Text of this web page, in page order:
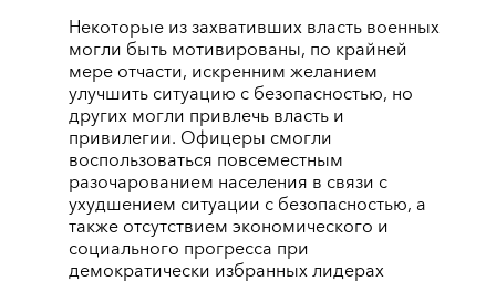
Некоторые из захвативших власть военных
могли быть мотивированы, по крайней
мере отчасти, искренним желанием
улучшить ситуацию с безопасностью, но
других могли привлечь власть и
привилегии. Офицеры смогли
воспользоваться повсеместным
разочарованием населения в связи с
ухудшением ситуации с безопасностью, а
также отсутствием экономического и
социального прогресса при
демократически избранных лидерах